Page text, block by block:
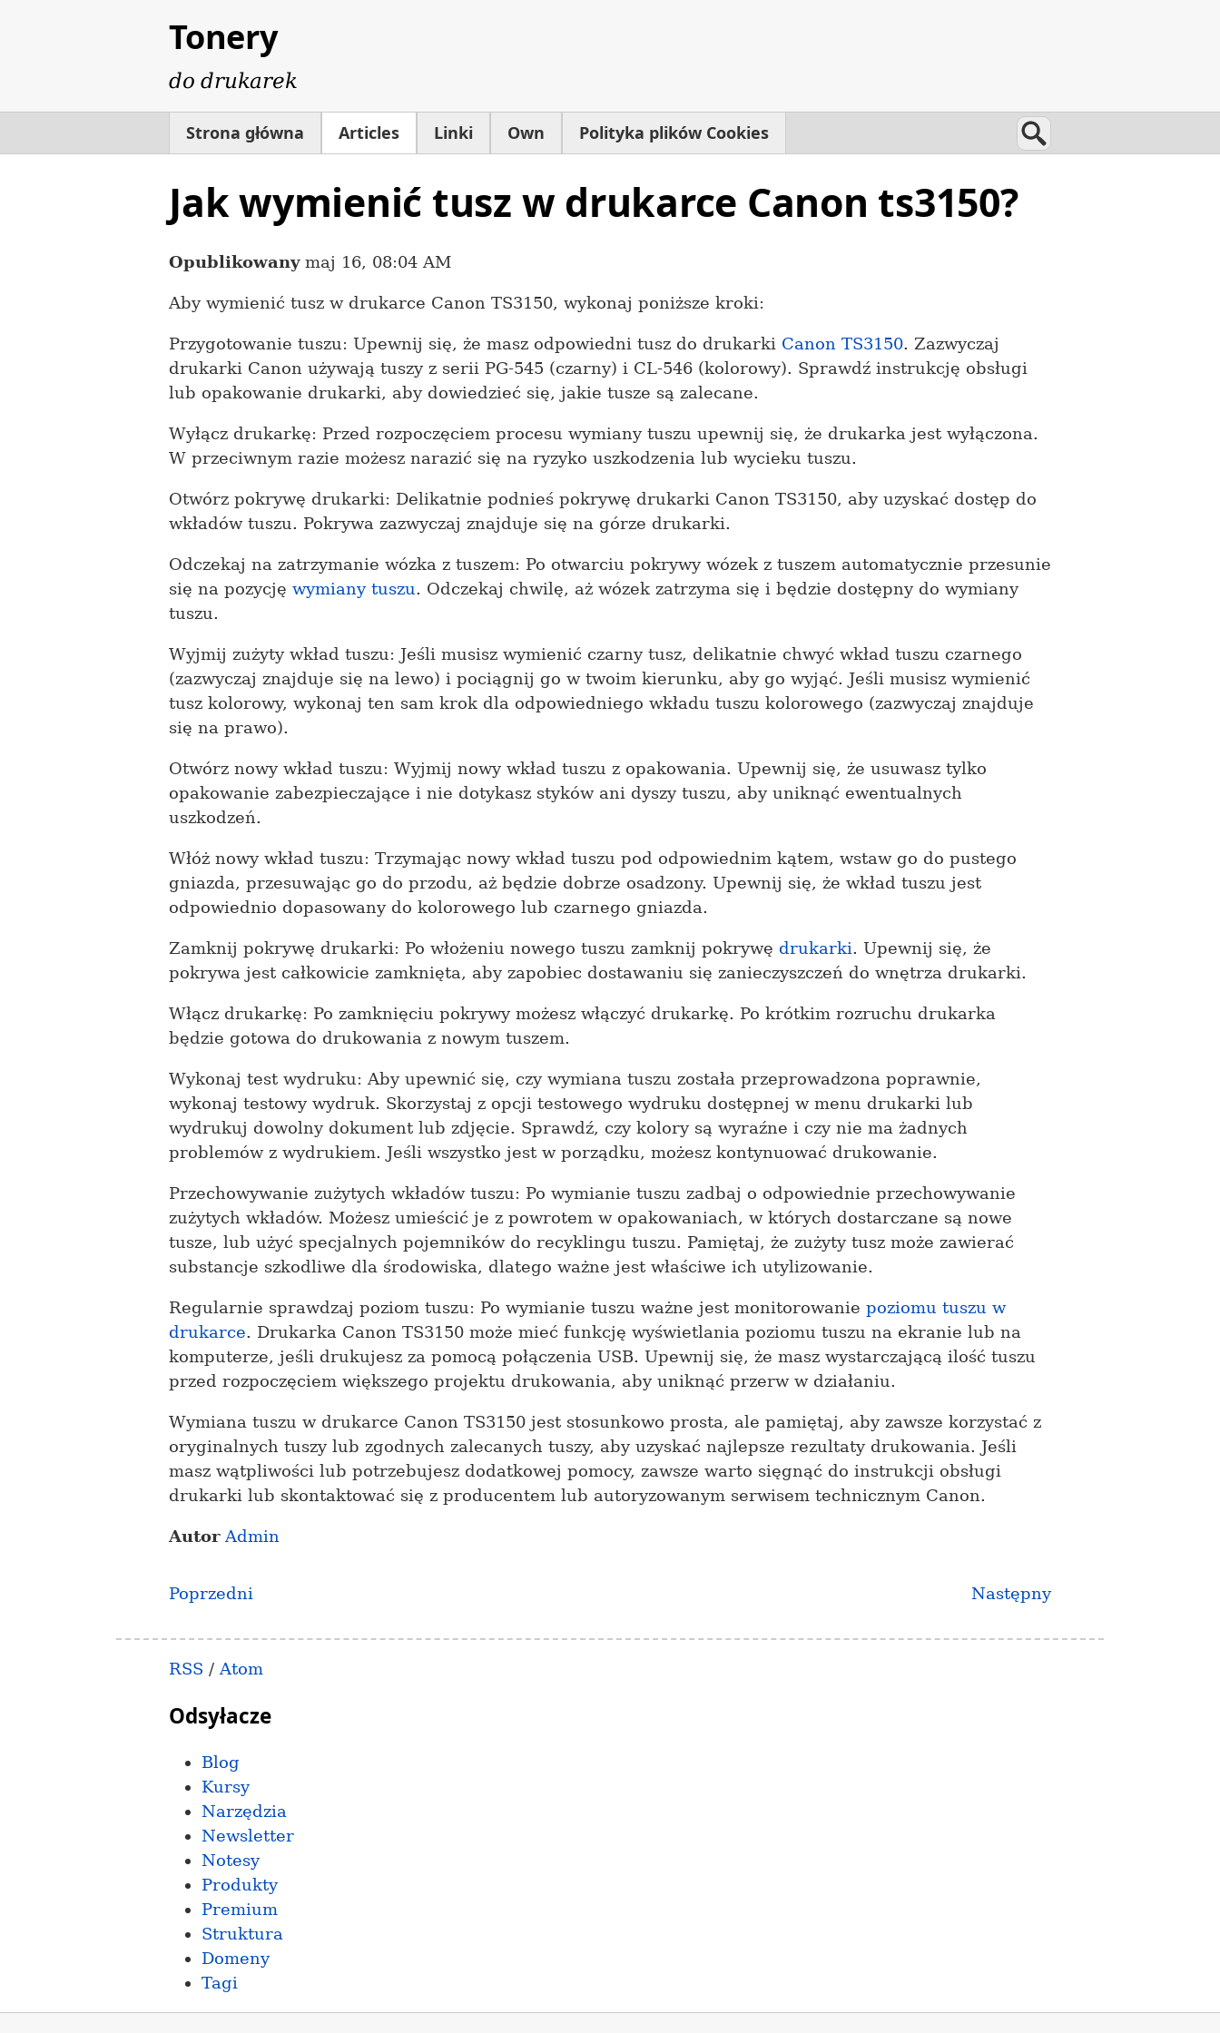
Tonery
do drukarek
Strona główna Articles Linki Own Polityka plików Cookies Wyszukaj
Jak wymienić tusz w drukarce Canon ts3150?
Opublikowany maj 16, 08:04 AM
Aby wymienić tusz w drukarce Canon TS3150, wykonaj poniższe kroki:
Przygotowanie tuszu: Upewnij się, że masz odpowiedni tusz do drukarki Canon TS3150. Zazwyczaj
drukarki Canon używają tuszy z serii PG-545 (czarny) i CL-546 (kolorowy). Sprawdź instrukcję obsługi
lub opakowanie drukarki, aby dowiedzieć się, jakie tusze są zalecane.
Wyłącz drukarkę: Przed rozpoczęciem procesu wymiany tuszu upewnij się, że drukarka jest wyłączona.
W przeciwnym razie możesz narazić się na ryzyko uszkodzenia lub wycieku tuszu.
Otwórz pokrywę drukarki: Delikatnie podnieś pokrywę drukarki Canon TS3150, aby uzyskać dostęp do
wkładów tuszu. Pokrywa zazwyczaj znajduje się na górze drukarki.
Odczekaj na zatrzymanie wózka z tuszem: Po otwarciu pokrywy wózek z tuszem automatycznie przesunie
się na pozycję wymiany tuszu. Odczekaj chwilę, aż wózek zatrzyma się i będzie dostępny do wymiany
tuszu.
Wyjmij zużyty wkład tuszu: Jeśli musisz wymienić czarny tusz, delikatnie chwyć wkład tuszu czarnego
(zazwyczaj znajduje się na lewo) i pociągnij go w twoim kierunku, aby go wyjąć. Jeśli musisz wymienić
tusz kolorowy, wykonaj ten sam krok dla odpowiedniego wkładu tuszu kolorowego (zazwyczaj znajduje
się na prawo).
Otwórz nowy wkład tuszu: Wyjmij nowy wkład tuszu z opakowania. Upewnij się, że usuwasz tylko
opakowanie zabezpieczające i nie dotykasz styków ani dyszy tuszu, aby uniknąć ewentualnych
uszkodzeń.
Włóż nowy wkład tuszu: Trzymając nowy wkład tuszu pod odpowiednim kątem, wstaw go do pustego
gniazda, przesuwając go do przodu, aż będzie dobrze osadzony. Upewnij się, że wkład tuszu jest
odpowiednio dopasowany do kolorowego lub czarnego gniazda.
Zamknij pokrywę drukarki: Po włożeniu nowego tuszu zamknij pokrywę drukarki. Upewnij się, że
pokrywa jest całkowicie zamknięta, aby zapobiec dostawaniu się zanieczyszczeń do wnętrza drukarki.
Włącz drukarkę: Po zamknięciu pokrywy możesz włączyć drukarkę. Po krótkim rozruchu drukarka
będzie gotowa do drukowania z nowym tuszem.
Wykonaj test wydruku: Aby upewnić się, czy wymiana tuszu została przeprowadzona poprawnie,
wykonaj testowy wydruk. Skorzystaj z opcji testowego wydruku dostępnej w menu drukarki lub
wydrukuj dowolny dokument lub zdjęcie. Sprawdź, czy kolory są wyraźne i czy nie ma żadnych
problemów z wydrukiem. Jeśli wszystko jest w porządku, możesz kontynuować drukowanie.
Przechowywanie zużytych wkładów tuszu: Po wymianie tuszu zadbaj o odpowiednie przechowywanie
zużytych wkładów. Możesz umieścić je z powrotem w opakowaniach, w których dostarczane są nowe
tusze, lub użyć specjalnych pojemników do recyklingu tuszu. Pamiętaj, że zużyty tusz może zawierać
substancje szkodliwe dla środowiska, dlatego ważne jest właściwe ich utylizowanie.
Regularnie sprawdzaj poziom tuszu: Po wymianie tuszu ważne jest monitorowanie poziomu tuszu w
drukarce. Drukarka Canon TS3150 może mieć funkcję wyświetlania poziomu tuszu na ekranie lub na
komputerze, jeśli drukujesz za pomocą połączenia USB. Upewnij się, że masz wystarczającą ilość tuszu
przed rozpoczęciem większego projektu drukowania, aby uniknąć przerw w działaniu.
Wymiana tuszu w drukarce Canon TS3150 jest stosunkowo prosta, ale pamiętaj, aby zawsze korzystać z
oryginalnych tuszy lub zgodnych zalecanych tuszy, aby uzyskać najlepsze rezultaty drukowania. Jeśli
masz wątpliwości lub potrzebujesz dodatkowej pomocy, zawsze warto sięgnąć do instrukcji obsługi
drukarki lub skontaktować się z producentem lub autoryzowanym serwisem technicznym Canon.
AutorAdmin
Poprzedni Następny
RSS /Atom
Odsyłacze
Blog
Kursy
Narzędzia
Newsletter
Notesy
Produkty
Premium
Struktura
Domeny
Tagi